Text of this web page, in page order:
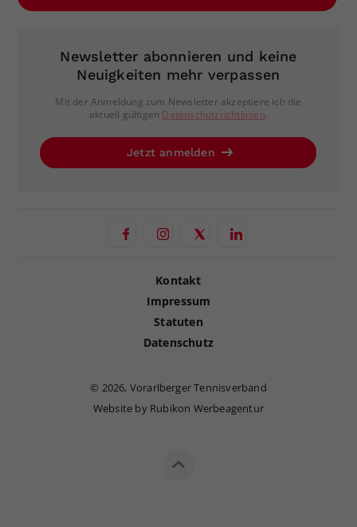
Newsletter abonnieren und keine
Neuigkeiten mehr verpassen
Mit der Anmeldung zum Newsletter akzeptiere ich die
aktuell gültigen Datenschutzrichtlinien.
Jetzt anmelden
Kontakt
Impressum
Statuten
Datenschutz
© 2026, Vorarlberger Tennisverband
Website by Rubikon Werbeagentur